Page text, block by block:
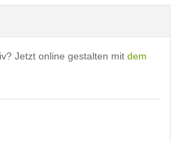
Jetzt online gestalten mit dem